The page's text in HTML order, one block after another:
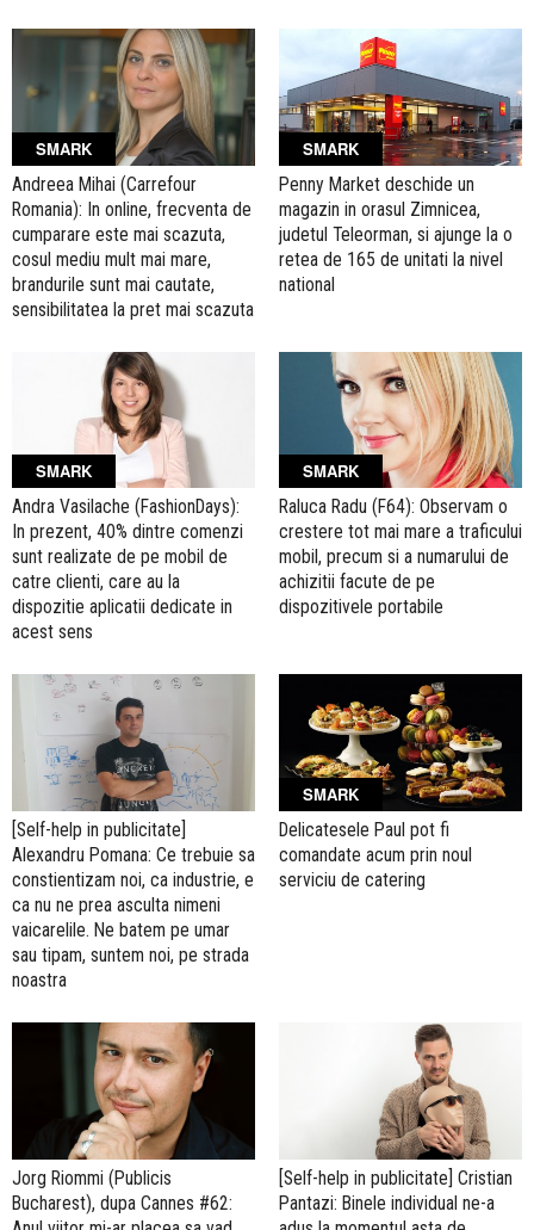
SMARK
Andreea Mihai (Carrefour
Romania): In online, frecventa de
cumparare este mai scazuta,
cosul mediu mult mai mare,
brandurile sunt mai cautate,
sensibilitatea la pret mai scazuta
SMARK
Penny Market deschide un
magazin in orasul Zimnicea,
judetul Teleorman, si ajunge la o
retea de 165 de unitati la nivel
national
SMARK
Andra Vasilache (FashionDays):
In prezent, 40% dintre comenzi
sunt realizate de pe mobil de
catre clienti, care au la
dispozitie aplicatii dedicate in
acest sens
SMARK
Raluca Radu (F64): Observam o
crestere tot mai mare a traficului
mobil, precum si a numarului de
achizitii facute de pe
dispozitivele portabile
[Self-help in publicitate]
Alexandru Pomana: Ce trebuie sa
constientizam noi, ca industrie, e
ca nu ne prea asculta nimeni
vaicarelile. Ne batem pe umar
sau tipam, suntem noi, pe strada
noastra
SMARK
Delicatesele Paul pot fi
comandate acum prin noul
serviciu de catering
Jorg Riommi (Publicis
Bucharest), dupa Cannes #62:
[Self-help in publicitate] Cristian
Pantazi: Binele individual ne-a